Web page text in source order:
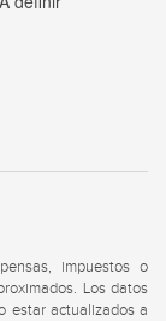
impuestos o
Los datos
estar actualizados a